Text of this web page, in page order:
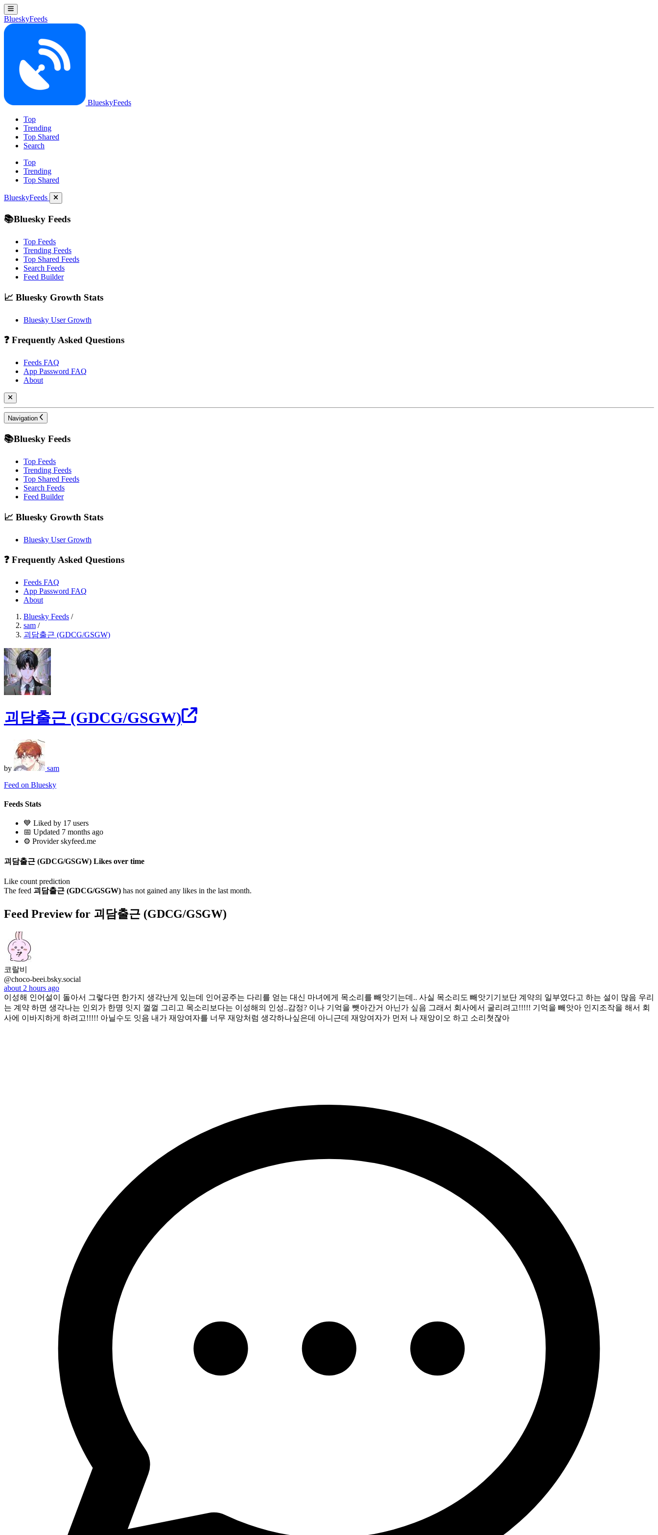
BlueskyFeeds
BlueskyFeeds
Top
Trending
Top Shared
Search
Top
Trending
Top Shared
BlueskyFeeds
📚Bluesky Feeds
Top Feeds
Trending Feeds
Top Shared Feeds
Search Feeds
Feed Builder
📈 Bluesky Growth Stats
Bluesky User Growth
❓ Frequently Asked Questions
Feeds FAQ
App Password FAQ
About
Navigation
📚Bluesky Feeds
Top Feeds
Trending Feeds
Top Shared Feeds
Search Feeds
Feed Builder
📈 Bluesky Growth Stats
Bluesky User Growth
❓ Frequently Asked Questions
Feeds FAQ
App Password FAQ
About
Bluesky Feeds /
sam /
괴담출근 (GDCG/GSGW)
괴담출근 (GDCG/GSGW)
by
sam
Feed on Bluesky
Feeds Stats
💙 Liked by 17 users
📅 Updated 7 months ago
⚙️ Provider skyfeed.me
괴담출근 (GDCG/GSGW) Likes over time
Like count prediction
The feed 괴담출근 (GDCG/GSGW) has not gained any likes in the last month.
Feed Preview for 괴담출근 (GDCG/GSGW)
코랄비
@choco-beei.bsky.social
about 2 hours ago
이성해 인어설이 돌아서 그렇다면 한가지 생각난게 있는데 인어공주는 다리를 얻는 대신 마녀에게 목소리를 빼앗기는데.. 사실 목소리도 빼앗기기보단 계약의 일부였다고 하는 설이 많음 우리
는 계약 하면 생각나는 인외가 한명 잇지 껄껄 그리고 목소리보다는 이성해의 인성..감정? 이나 기억을 뺏아간거 아닌가 싶음 그래서 회사에서 굴리려고!!!!! 기억을 빼앗아 인지조작을 해서 회
사에 이바지하게 하려고!!!!! 아닐수도 잇음 내가 재앙여자를 너무 재앙처럼 생각하나싶은데 아니근데 재앙여자가 먼저 나 재앙이오 하고 소리쳣잖아